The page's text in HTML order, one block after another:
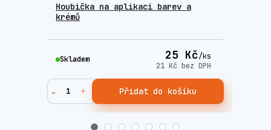
Houbička na aplikaci barev a
krémů
25 Kč/ks
21 Kč bez DPH
Skladem
Přidat do košíku